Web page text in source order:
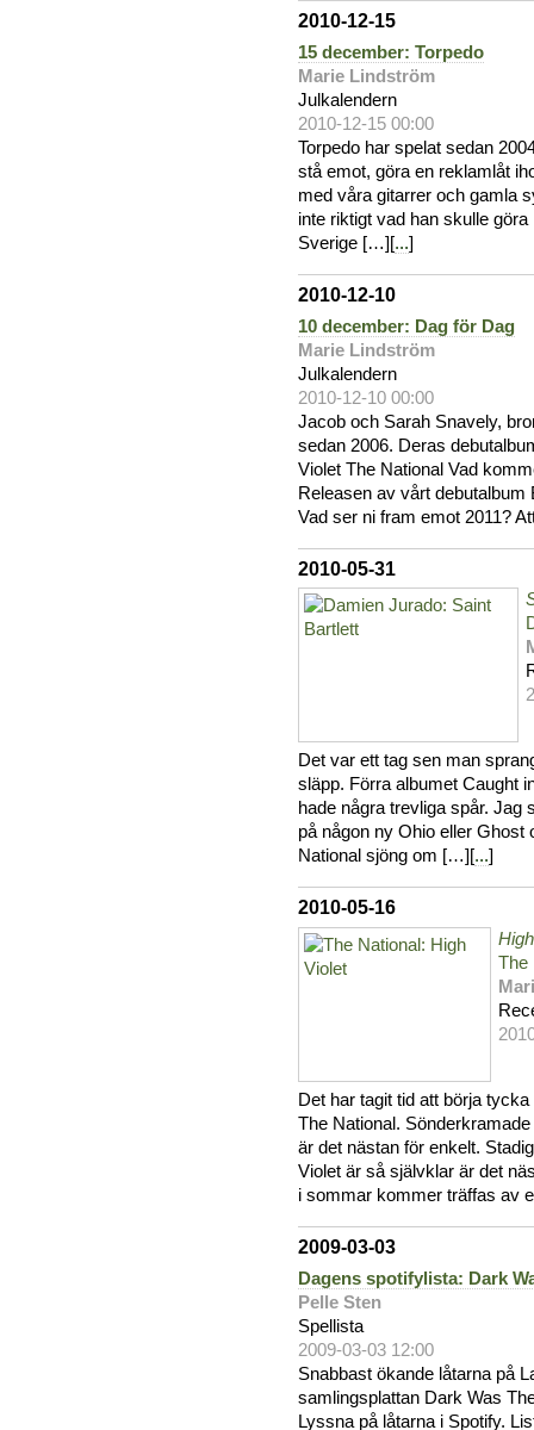
2010-12-15
15 december: Torpedo
Marie Lindström
Julkalendern
2010-12-15 00:00
Torpedo har spelat sedan
stå emot, göra en reklamlåt
med våra gitarrer och gamla
inte riktigt vad han skulle
Sverige […][...]
2010-12-10
10 december: Dag för Dag
Marie Lindström
Julkalendern
2010-12-10 00:00
Jacob och Sarah Snavely,
sedan 2006. Deras
Violet The National Vad
Releasen av vårt
Vad ser ni fram emot 2011?
2010-05-31
Det var ett tag sen man
släpp. Förra albumet Caught
hade några trevliga spår. Jag
på någon ny Ohio eller
National sjöng om […][...]
2010-05-16
The
Det har tagit tid att börja
The National.
är det nästan för enkelt.
Violet är så självklar är det
i sommar kommer träffas av
2009-03-03
Dagens spotifylista: Dark
Pelle Sten
Spellista
2009-03-03 12:00
Snabbast ökande låtarna på
samlingsplattan Dark Was
Lyssna på låtarna i Spotify.